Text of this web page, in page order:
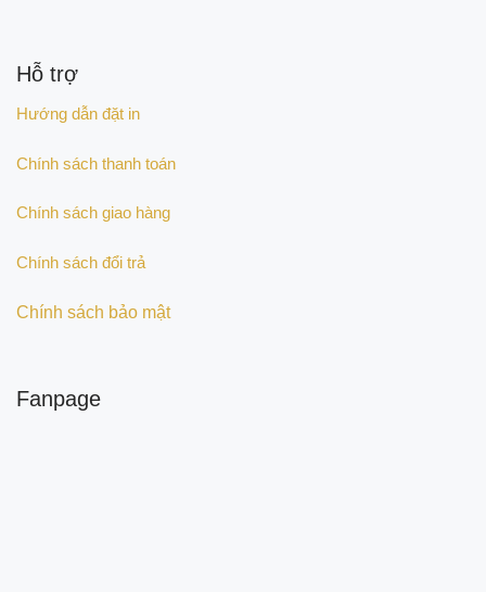
Hỗ trợ
Hướng dẫn đặt in
Chính sách thanh toán
Chính sách giao hàng
Chính sách đổi trả
Chính sách bảo mật
Fanpage